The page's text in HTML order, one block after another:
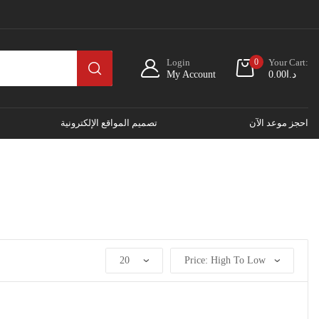
Login
My Account
0
Your Cart:
د.ا 0.00
تصميم المواقع الإلكترونية احجز موعد الآن